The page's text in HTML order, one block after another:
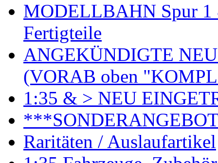
MODELLBAHN Spur 1
Fertigteile
ANGEKÜNDIGTE
(VORAB oben
1:35 & > NEU
Raritäten / Auslaufartikel